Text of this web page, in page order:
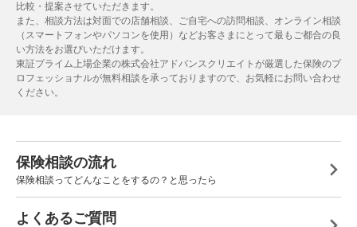
比較・提案させていただきます。
また、相談方法は対面での店舗相談、ご自宅への訪問相談、オンライン相談
（スマートフォンやパソコンを使用）などお客さまにとって最もご都合の良
い方法をお選びいただけます。
東証プライム上場企業の株式会社アドバンスクリエイトが厳選した保険のプ
ロフェッショナルが無料相談を承っておりますので、お気軽にお問い合わせ
ください。
保険相談の流れ
保険相談ってどんなことをするの？と思ったら
よくあるご質問